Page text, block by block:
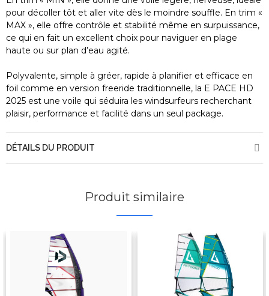
pour décoller tôt et aller vite dès le moindre souffle. En trim «
MAX », elle offre contrôle et stabilité même en surpuissance,
ce qui en fait un excellent choix pour naviguer en plage
haute ou sur plan d’eau agité.
Polyvalente, simple à gréer, rapide à planifier et efficace en
foil comme en version freeride traditionnelle, la E PACE HD
2025 est une voile qui séduira les windsurfeurs recherchant
plaisir, performance et facilité dans un seul package.
DÉTAILS DU PRODUIT
Produit similaire